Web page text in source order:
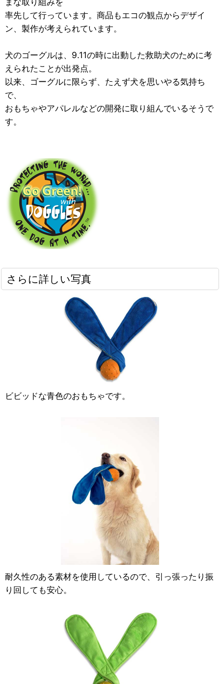
率先して行っています。商品もエコの観点からデザイ
ン、製作が考えられています。
犬のゴーグルは、9.11の時に出動した救助犬のために考
えられたことが出発点。
以来、ゴーグルに限らず、たえず犬を思いやる気持ち
で、
おもちゃやアパレルなどの開発に取り組んでいるそうで
す。
さらに詳しい写真
ビビッドな青色のおもちゃです。
耐久性のある素材を使用しているので、引っ張ったり振
り回しても安心。